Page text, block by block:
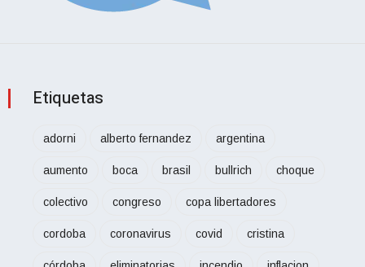
Etiquetas
adorni alberto fernandez argentina
aumento boca brasil bullrich choque
colectivo congreso copa libertadores
cordoba coronavirus covid cristina